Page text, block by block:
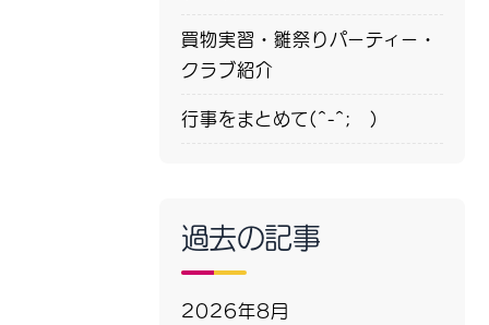
買物実習・雛祭りパーティー・
クラブ紹介
行事をまとめて(^-^; )
過去の記事
2026年8月